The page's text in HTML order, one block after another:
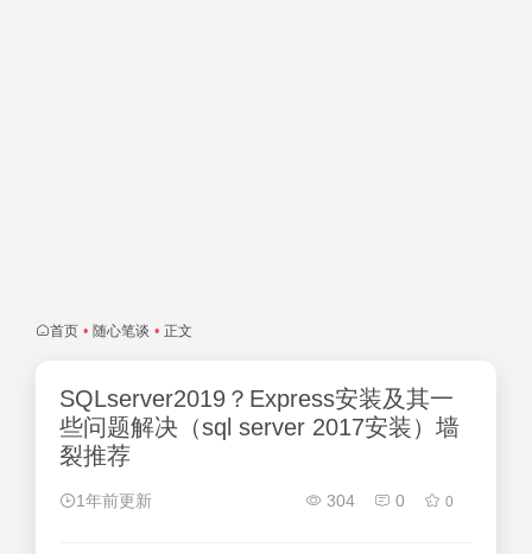
首页 • 随心笔谈 • 正文
SQLserver2019？Express安装及其一
些问题解决（sql server 2017安装）墙
裂推荐
1年前更新 304 0 0